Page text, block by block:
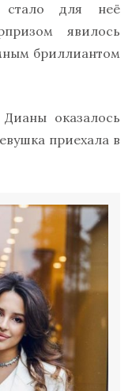
для неё
явилось
бриллиантом
оказалось
приехала в